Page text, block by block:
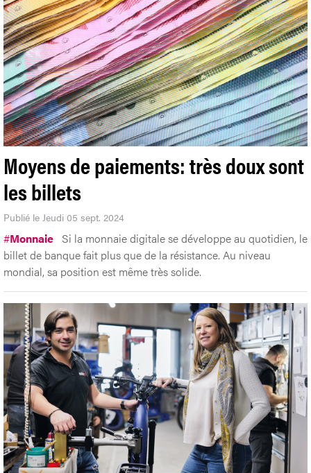
Moyens de paiements: très doux sont
les billets
Publié le Jeudi 05 sept. 2024
#Monnaie Si la monnaie digitale se développe au quotidien, le
billet de banque fait plus que de la résistance. Au niveau
mondial, sa position est même très solide.